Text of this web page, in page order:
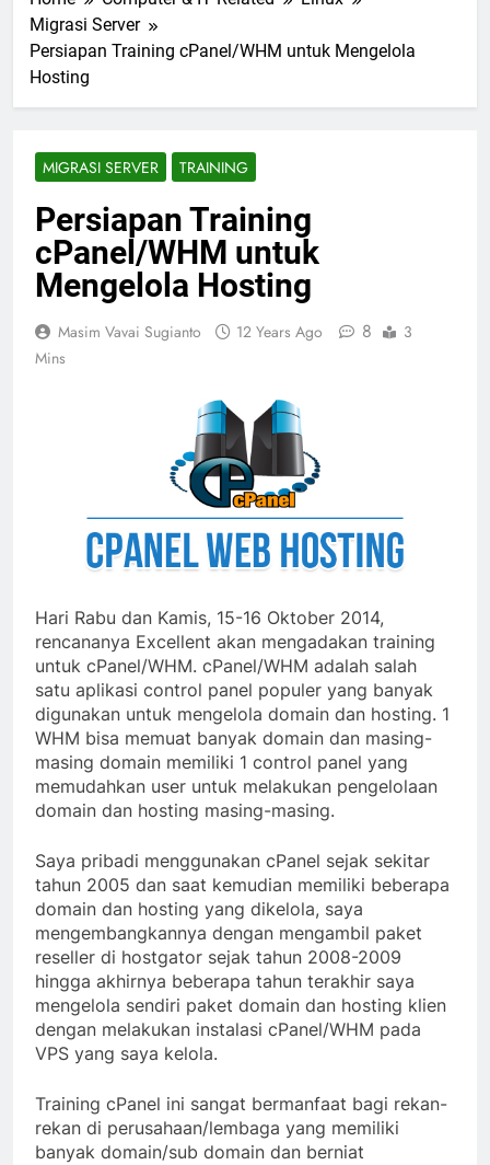
Migrasi Server
Persiapan Training cPanel/WHM untuk Mengelola
Hosting
MIGRASI SERVER TRAINING
Persiapan Training
cPanel/WHM untuk
Mengelola Hosting
Masim Vavai Sugianto 12 Years Ago 8
3
Mins
Hari Rabu dan Kamis, 15-16 Oktober 2014,
rencananya Excellent akan mengadakan training
untuk cPanel/WHM. cPanel/WHM adalah salah
satu aplikasi control panel populer yang banyak
digunakan untuk mengelola domain dan hosting. 1
WHM bisa memuat banyak domain dan masing-
masing domain memiliki 1 control panel yang
memudahkan user untuk melakukan pengelolaan
domain dan hosting masing-masing.
Saya pribadi menggunakan cPanel sejak sekitar
tahun 2005 dan saat kemudian memiliki beberapa
domain dan hosting yang dikelola, saya
mengembangkannya dengan mengambil paket
reseller di hostgator sejak tahun 2008-2009
hingga akhirnya beberapa tahun terakhir saya
mengelola sendiri paket domain dan hosting klien
dengan melakukan instalasi cPanel/WHM pada
VPS yang saya kelola.
Training cPanel ini sangat bermanfaat bagi rekan-
rekan di perusahaan/lembaga yang memiliki
banyak domain/sub domain dan berniat